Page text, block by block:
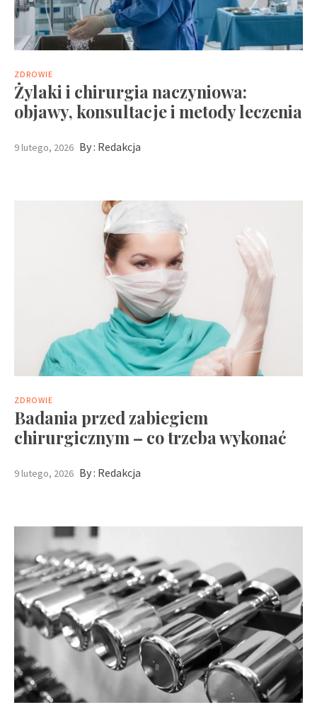
ZDROWIE
Żylaki i chirurgia naczyniowa:
objawy, konsultacje i metody leczenia
9 lutego, 2026 By : Redakcja
ZDROWIE
Badania przed zabiegiem
chirurgicznym – co trzeba wykonać
9 lutego, 2026 By : Redakcja